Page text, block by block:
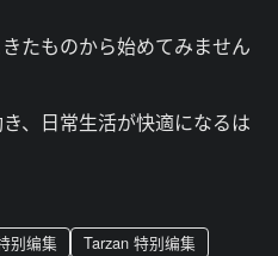
たものから始めてみません
、日常生活が快適になるは
别编集 Tarzan 特别编集